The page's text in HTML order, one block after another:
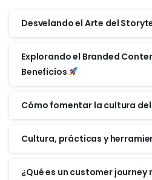
Desvelando el Arte del
Explorando el Branded
Beneficios
Cómo fomentar la cultura
Cultura, prácticas y
¿Qué es un customer journey